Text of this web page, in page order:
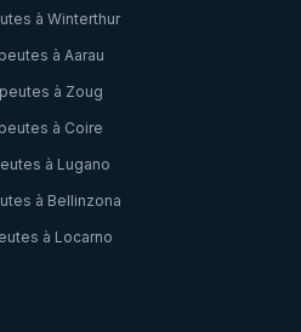
à Winterthur
à Aarau
à Zoug
à Coire
à Lugano
à Bellinzona
à Locarno